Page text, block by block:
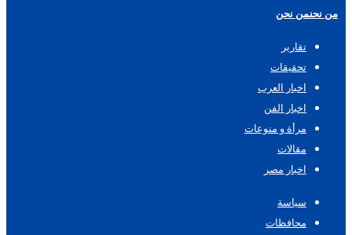
من نحنمن نحن
تقارير
تحقيقات
اخبار العرب
اخبار الفن
مرأة و منوعات
مقالات
اخبار مصر
سياسة
محافظات